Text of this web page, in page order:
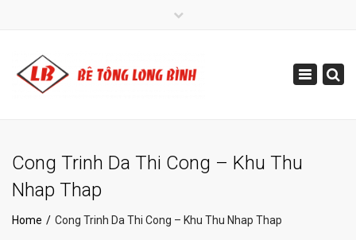
Toggle
Cong Trinh Da Thi Cong – Khu Thu
Nhap Thap
Home Cong Trinh Da Thi Cong – Khu Thu Nhap Thap